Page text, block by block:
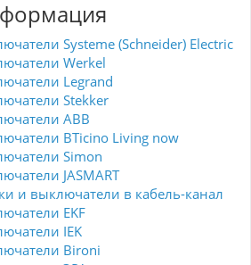
Systeme (Schneider) Electric
Werkel
Legrand
Stekker
ABB
BTicino Living now
Simon
JASMART
и выключатели в кабель-канал
EKF
IEK
Bironi